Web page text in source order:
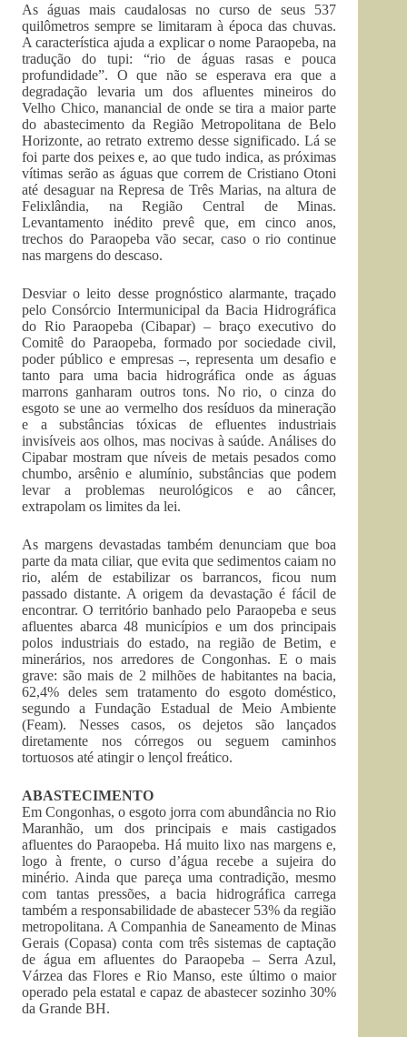
As águas mais caudalosas no curso de seus 537
quilômetros sempre se limitaram à época das chuvas.
A característica ajuda a explicar o nome Paraopeba, na
tradução do tupi: “rio de águas rasas e pouca
profundidade”. O que não se esperava era que a
degradação levaria um dos afluentes mineiros do
Velho Chico, manancial de onde se tira a maior parte
do abastecimento da Região Metropolitana de Belo
Horizonte, ao retrato extremo desse significado. Lá se
foi parte dos peixes e, ao que tudo indica, as próximas
vítimas serão as águas que correm de Cristiano Otoni
até desaguar na Represa de Três Marias, na altura de
Felixlândia, na Região Central de Minas.
Levantamento inédito prevê que, em cinco anos,
trechos do Paraopeba vão secar, caso o rio continue
nas margens do descaso.
Desviar o leito desse prognóstico alarmante, traçado
pelo Consórcio Intermunicipal da Bacia Hidrográfica
do Rio Paraopeba (Cibapar) – braço executivo do
Comitê do Paraopeba, formado por sociedade civil,
poder público e empresas –, representa um desafio e
tanto para uma bacia hidrográfica onde as águas
marrons ganharam outros tons. No rio, o cinza do
esgoto se une ao vermelho dos resíduos da mineração
e a substâncias tóxicas de efluentes industriais
invisíveis aos olhos, mas nocivas à saúde. Análises do
Cipabar mostram que níveis de metais pesados como
chumbo, arsênio e alumínio, substâncias que podem
levar a problemas neurológicos e ao câncer,
extrapolam os limites da lei.
As margens devastadas também denunciam que boa
parte da mata ciliar, que evita que sedimentos caiam no
rio, além de estabilizar os barrancos, ficou num
passado distante. A origem da devastação é fácil de
encontrar. O território banhado pelo Paraopeba e seus
afluentes abarca 48 municípios e um dos principais
polos industriais do estado, na região de Betim, e
minerários, nos arredores de Congonhas. E o mais
grave: são mais de 2 milhões de habitantes na bacia,
62,4% deles sem tratamento do esgoto doméstico,
segundo a Fundação Estadual de Meio Ambiente
(Feam). Nesses casos, os dejetos são lançados
diretamente nos córregos ou seguem caminhos
tortuosos até atingir o lençol freático.
ABASTECIMENTO
Em Congonhas, o esgoto jorra com abundância no Rio
Maranhão, um dos principais e mais castigados
afluentes do Paraopeba. Há muito lixo nas margens e,
logo à frente, o curso d’água recebe a sujeira do
minério. Ainda que pareça uma contradição, mesmo
com tantas pressões, a bacia hidrográfica carrega
também a responsabilidade de abastecer 53% da região
metropolitana. A Companhia de Saneamento de Minas
Gerais (Copasa) conta com três sistemas de captação
de água em afluentes do Paraopeba – Serra Azul,
Várzea das Flores e Rio Manso, este último o maior
operado pela estatal e capaz de abastecer sozinho 30%
da Grande BH.